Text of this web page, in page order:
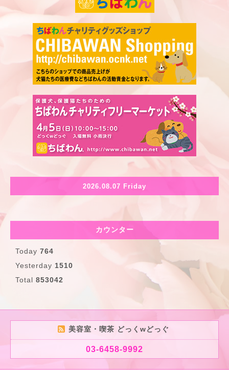
2026.08.07 Friday
カウンター
Today 764
Yesterday 1510
Total 853042
美容室・喫茶 どっくwどっぐ
03-6458-9992